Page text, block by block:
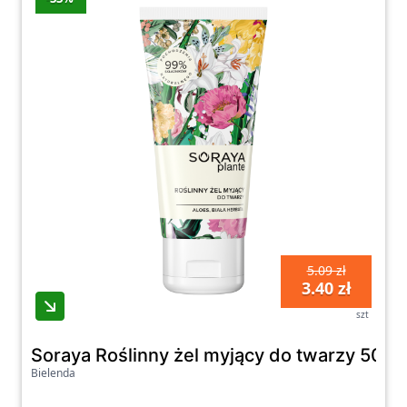
szerokiemu wyborowi produktów każdy
klient znajdzie portfel idealnie dopasowany
do swojego stylu i potrzeb. Odkryj nasze
propozycje już teraz i podkreśl swój
indywidualny styl z naszymi portfelami!
5.09 zł
3.40 zł
szt
Soraya Roślinny żel myjący do twarzy 50 ml
Bielenda